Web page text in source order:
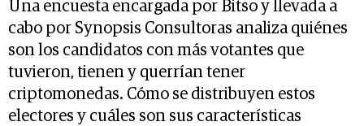
Una encuesta encargada por Bitso y llevada a
cabo por Synopsis Consultoras analiza quiénes
son los candidatos con más votantes que
tuvieron, tienen y querrían tener
criptomonedas. Cómo se distribuyen estos
electores y cuáles son sus características